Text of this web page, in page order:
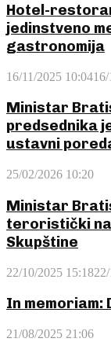
Hotel-
jedinstveno
gastronomija
16/11/2025 10:04
Ministar
predsednika
ustavni
25/02/2026 10:20
Ministar
teroristički
Skupštine
22/10/2025 15:18
In memoriam:
21/08/2025 21:06